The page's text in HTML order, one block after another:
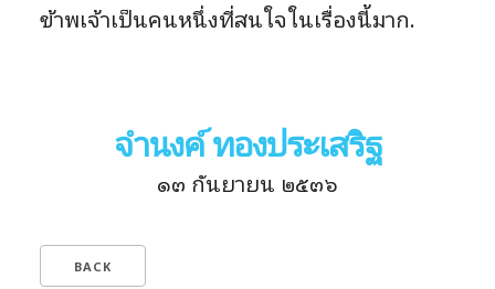
ข้าพเจ้าเป็นคนหนึ่งที่สนใจในเรื่องนี้มาก.
จำนงค์ ทองประเสริฐ
๑๓ กันยายน ๒๕๓๖
BACK